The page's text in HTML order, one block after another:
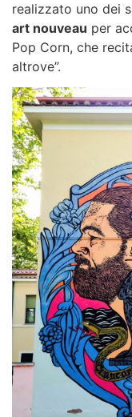
realizzato uno dei
art nouveau per
Pop Corn, che
altrove”.